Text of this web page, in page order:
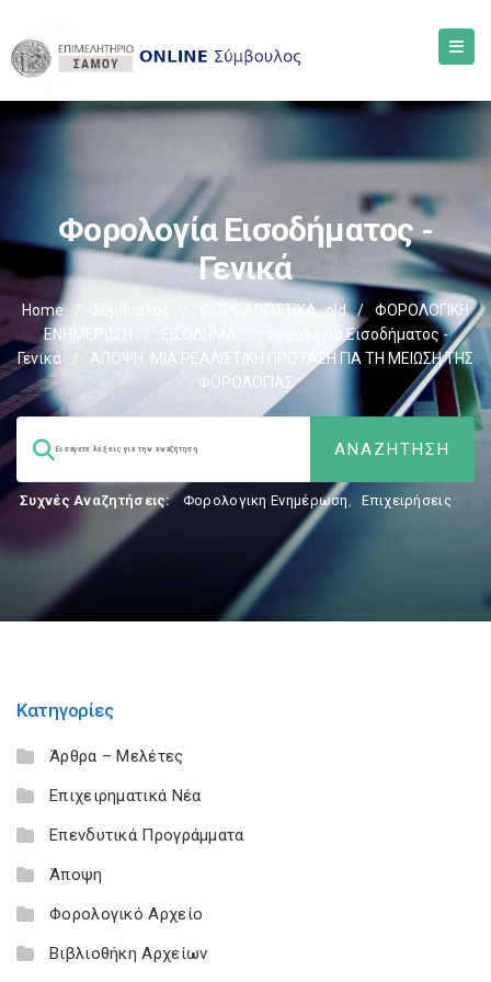
Φορολογία Εισοδήματος -
Γενικά
Home / Σύμβουλος ΦΟΡΟΛΟΓΙΣΤΙΚΑ_old /
ΦΟΡΟΛΟΓΙΚΗ
ΕΝΗΜΕΡΩΣΗ
/ ΕΙΣΟΔΗΜΑ
Φορολογία Εισοδήματος -
Γενικά
/
ΆΠΟΨΗ: ΜΙΑ ΡΕΑΛΙΣΤΙΚΗ ΠΡΟΤΑΣΗ ΓΙΑ ΤΗ ΜΕΙΩΣΗ ΤΗΣ
ΦΟΡΟΛΟΓΙΑΣ
Συχνές Αναζητήσεις: Φορολογικη Ενημέρωση, Επιχειρήσεις
Κατηγορίες
Άρθρα – Μελέτες
Επιχειρηματικά Νέα
Επενδυτικά Προγράμματα
Άποψη
Φορολογικό Αρχείο
Βιβλιοθήκη Αρχείων